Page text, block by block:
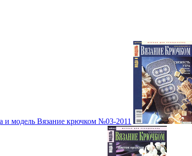
и модель Вязание крючком №03-2011